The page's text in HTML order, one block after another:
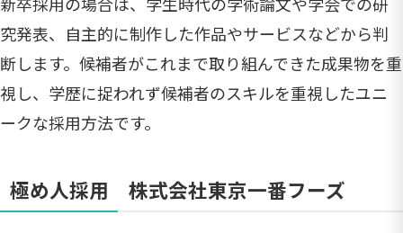
究発表、自主的に制作した作品やサービスなどから判
断します。候補者がこれまで取り組んできた成果物を重
視し、学歴に捉われず候補者のスキルを重視したユニ
ークな採用方法です。
極め人採用 株式会社東京一番フーズ